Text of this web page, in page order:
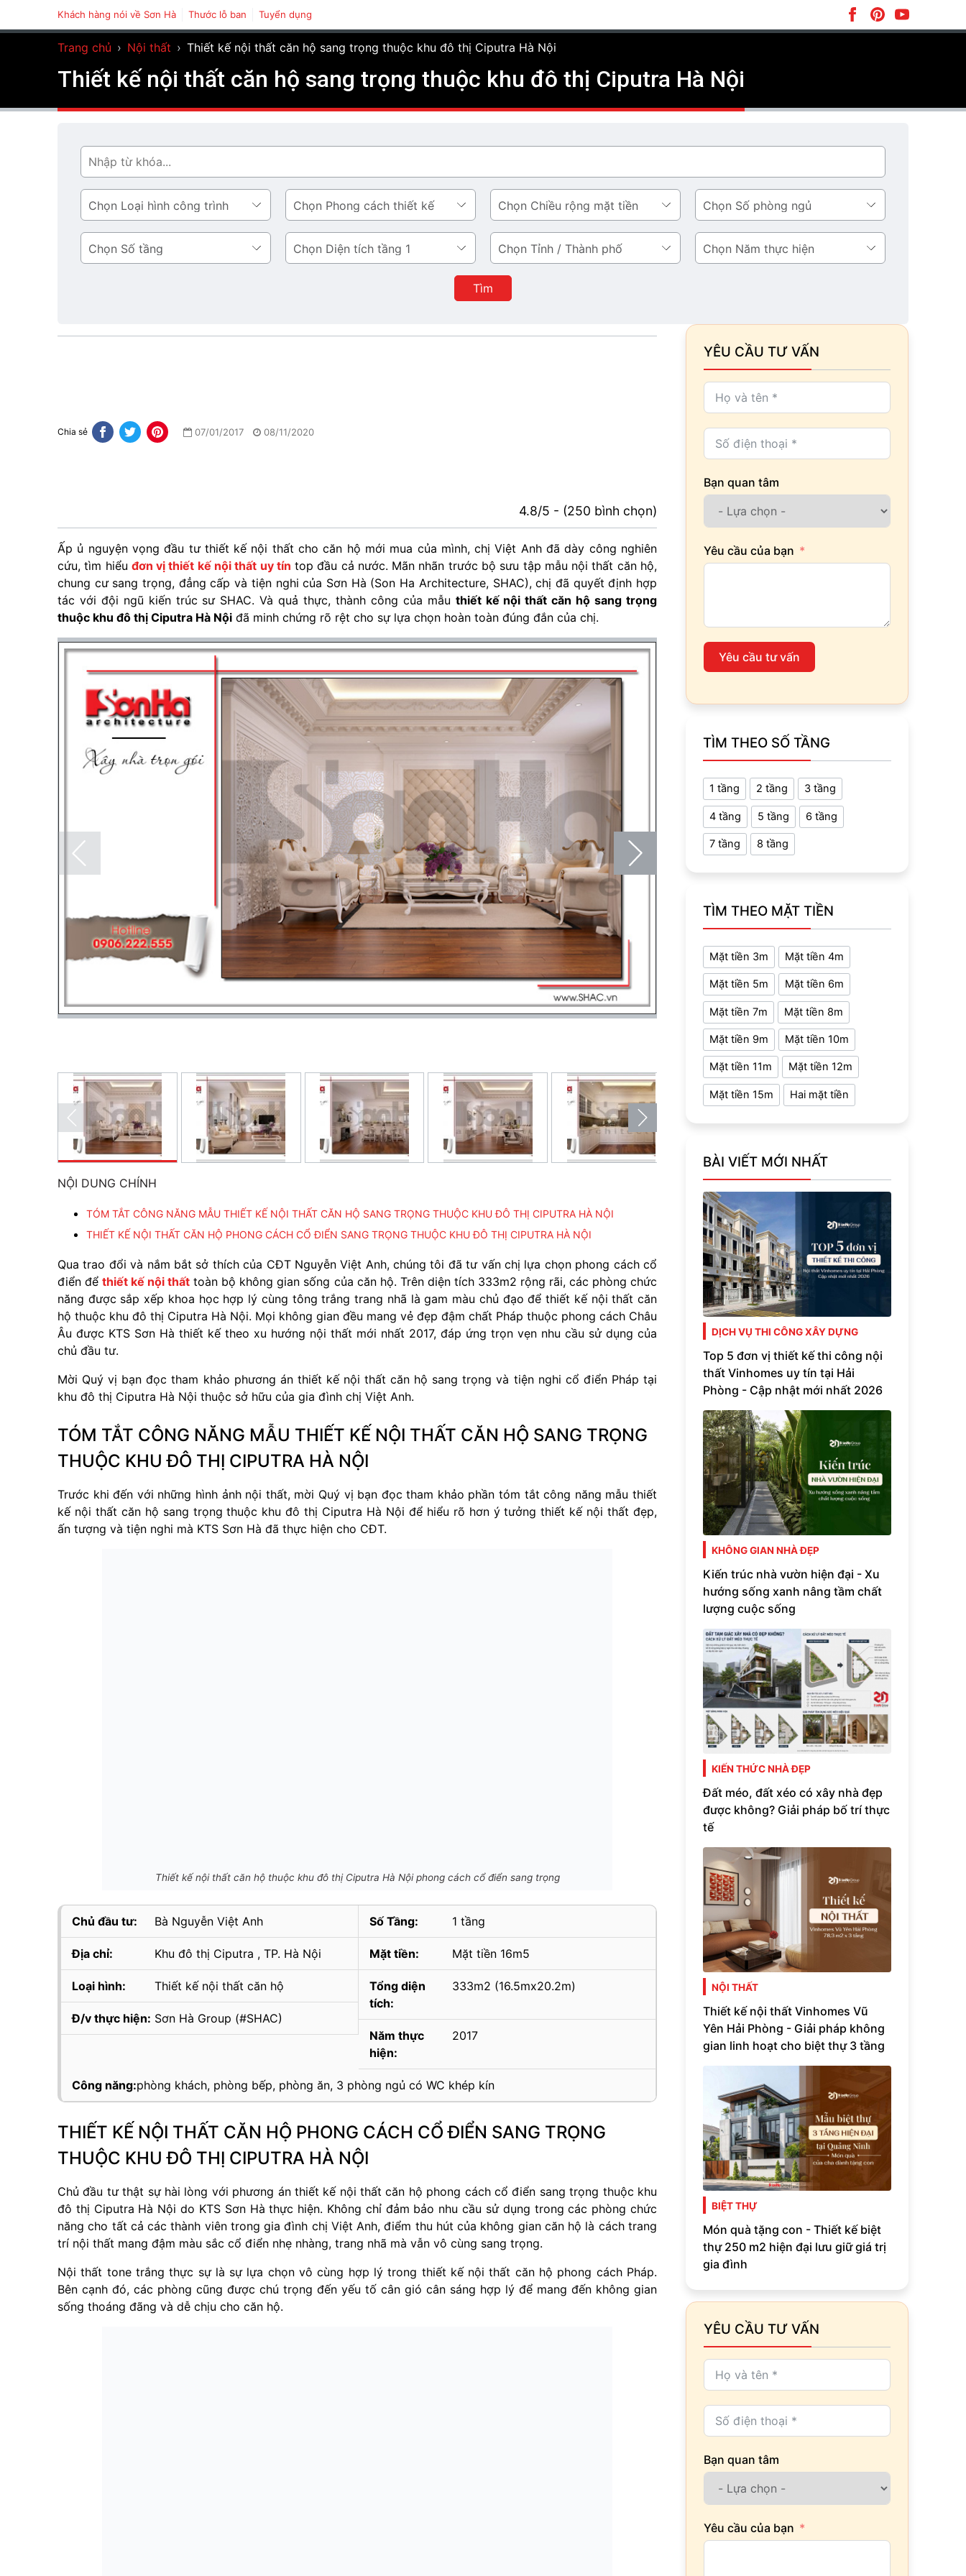
Khách hàng nói về Sơn Hà Thước lỗ ban Tuyển dụng
Trang chủ › Nội thất › Thiết kế nội thất căn hộ sang trọng thuộc khu đô thị Ciputra Hà Nội
Thiết kế nội thất căn hộ sang trọng thuộc khu đô thị Ciputra Hà Nội
Tìm
Loại
hình
công
trình
Phong
cách
thiết
kế
Chiều
rộng
mặt
tiền
Số
phòng
ngủ
Số
tầng
Diện
tích
Tỉnh
/
Thành
phố
Năm
thực
Tìm
Chia sẻ 07/01/2017 08/11/2020
4.8/5 - (250 bình chọn)
Ấp ủ nguyện vọng đầu tư thiết kế nội thất cho căn hộ mới mua của mình, chị Việt Anh đã dày công nghiên
cứu, tìm hiểu đơn vị thiết kế nội thất uy tín top đầu cả nước. Mãn nhãn trước bộ sưu tập mẫu nội thất căn hộ,
chung cư sang trọng, đẳng cấp và tiện nghi của Sơn Hà (Son Ha Architecture, SHAC), chị đã quyết định hợp
tác với đội ngũ kiến trúc sư SHAC. Và quả thực, thành công của mẫu thiết kế nội thất căn hộ sang trọng
thuộc khu đô thị Ciputra Hà Nội đã minh chứng rõ rệt cho sự lựa chọn hoàn toàn đúng đắn của chị.
NỘI DUNG CHÍNH
TÓM TẮT CÔNG NĂNG MẪU THIẾT KẾ NỘI THẤT CĂN HỘ SANG TRỌNG THUỘC KHU ĐÔ THỊ CIPUTRA HÀ NỘI
THIẾT KẾ NỘI THẤT CĂN HỘ PHONG CÁCH CỔ ĐIỂN SANG TRỌNG THUỘC KHU ĐÔ THỊ CIPUTRA HÀ NỘI
Qua trao đổi và nắm bắt sở thích của CĐT Nguyễn Việt Anh, chúng tôi đã tư vấn chị lựa chọn phong cách cổ
điển đểthiết kế nội thất toàn bộ không gian sống của căn hộ. Trên diện tích 333m2 rộng rãi, các phòng chức
năng được sắp xếp khoa học hợp lý cùng tông trắng trang nhã là gam màu chủ đạo để thiết kế nội thất căn
hộ thuộc khu đô thị Ciputra Hà Nội. Mọi không gian đều mang vẻ đẹp đậm chất Pháp thuộc phong cách Châu
Âu được KTS Sơn Hà thiết kế theo xu hướng nội thất mới nhất 2017, đáp ứng trọn vẹn nhu cầu sử dụng của
chủ đầu tư.
Mời Quý vị bạn đọc tham khảo phương án thiết kế nội thất căn hộ sang trọng và tiện nghi cổ điển Pháp tại
khu đô thị Ciputra Hà Nội thuộc sở hữu của gia đình chị Việt Anh.
TÓM TẮT CÔNG NĂNG MẪU THIẾT KẾ NỘI THẤT CĂN HỘ SANG TRỌNG
THUỘC KHU ĐÔ THỊ CIPUTRA HÀ NỘI
Trước khi đến với những hình ảnh nội thất, mời Quý vị bạn đọc tham khảo phần tóm tắt công năng mẫu thiết
kế nội thất căn hộ sang trọng thuộc khu đô thị Ciputra Hà Nội để hiểu rõ hơn ý tưởng thiết kế nội thất đẹp,
ấn tượng và tiện nghi mà KTS Sơn Hà đã thực hiện cho CĐT.
Thiết kế nội thất căn hộ thuộc khu đô thị Ciputra Hà Nội phong cách cổ điển sang trọng
Chủ đầu tư: Bà Nguyễn Việt Anh
Địa chỉ: Khu đô thị Ciputra , TP. Hà Nội
Loại hình: Thiết kế nội thất căn hộ
Đ/v thực hiện: Sơn Hà Group (#SHAC)
Số Tầng: 1 tầng
Mặt tiền: Mặt tiền 16m5
Tổng diện
tích:
333m2 (16.5mx20.2m)
Năm thực
hiện:
2017
Công năng:phòng khách, phòng bếp, phòng ăn, 3 phòng ngủ có WC khép kín
THIẾT KẾ NỘI THẤT CĂN HỘ PHONG CÁCH CỔ ĐIỂN SANG TRỌNG
THUỘC KHU ĐÔ THỊ CIPUTRA HÀ NỘI
Chủ đầu tư thật sự hài lòng với phương án thiết kế nội thất căn hộ phong cách cổ điển sang trọng thuộc khu
đô thị Ciputra Hà Nội do KTS Sơn Hà thực hiện. Không chỉ đảm bảo nhu cầu sử dụng trong các phòng chức
năng cho tất cả các thành viên trong gia đình chị Việt Anh, điểm thu hút của không gian căn hộ là cách trang
trí nội thất mang đậm màu sắc cổ điển nhẹ nhàng, trang nhã mà vẫn vô cùng sang trọng.
Nội thất tone trắng thực sự là sự lựa chọn vô cùng hợp lý trong thiết kế nội thất căn hộ phong cách Pháp.
Bên cạnh đó, các phòng cũng được chú trọng đến yếu tố cân gió cân sáng hợp lý để mang đến không gian
sống thoáng đãng và dễ chịu cho căn hộ.
YÊU CẦU TƯ VẤN
Bạn quan tâm
Yêu cầu của bạn
Yêu cầu tư vấn
TÌM THEO SỐ TẦNG
1 tầng 2 tầng 3 tầng
4 tầng 5 tầng 6 tầng
7 tầng 8 tầng
TÌM THEO MẶT TIỀN
Mặt tiền 3m Mặt tiền 4m
Mặt tiền 5m Mặt tiền 6m
Mặt tiền 7m Mặt tiền 8m
Mặt tiền 9m Mặt tiền 10m
Mặt tiền 11m Mặt tiền 12m
Mặt tiền 15m Hai mặt tiền
BÀI VIẾT MỚI NHẤT
DỊCH VỤ THI CÔNG XÂY DỰNG
Top 5 đơn vị thiết kế thi công nội
thất Vinhomes uy tín tại Hải
Phòng - Cập nhật mới nhất 2026
KHÔNG GIAN NHÀ ĐẸP
Kiến trúc nhà vườn hiện đại - Xu
hướng sống xanh nâng tầm chất
lượng cuộc sống
KIẾN THỨC NHÀ ĐẸP
Đất méo, đất xéo có xây nhà đẹp
được không? Giải pháp bố trí thực
tế
NỘI THẤT
Thiết kế nội thất Vinhomes Vũ
Yên Hải Phòng - Giải pháp không
gian linh hoạt cho biệt thự 3 tầng
BIỆT THỰ
Món quà tặng con - Thiết kế biệt
thự 250 m2 hiện đại lưu giữ giá trị
gia đình
YÊU CẦU TƯ VẤN
Bạn quan tâm
Yêu cầu của bạn